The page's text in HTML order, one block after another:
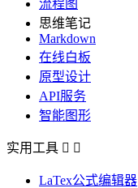
流程图
思维笔记
Markdown
在线白板
原型设计
API服务
智能图形
实用工具  
LaTex公式编辑器